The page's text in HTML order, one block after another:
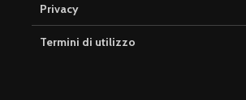
Privacy
Termini di utilizzo